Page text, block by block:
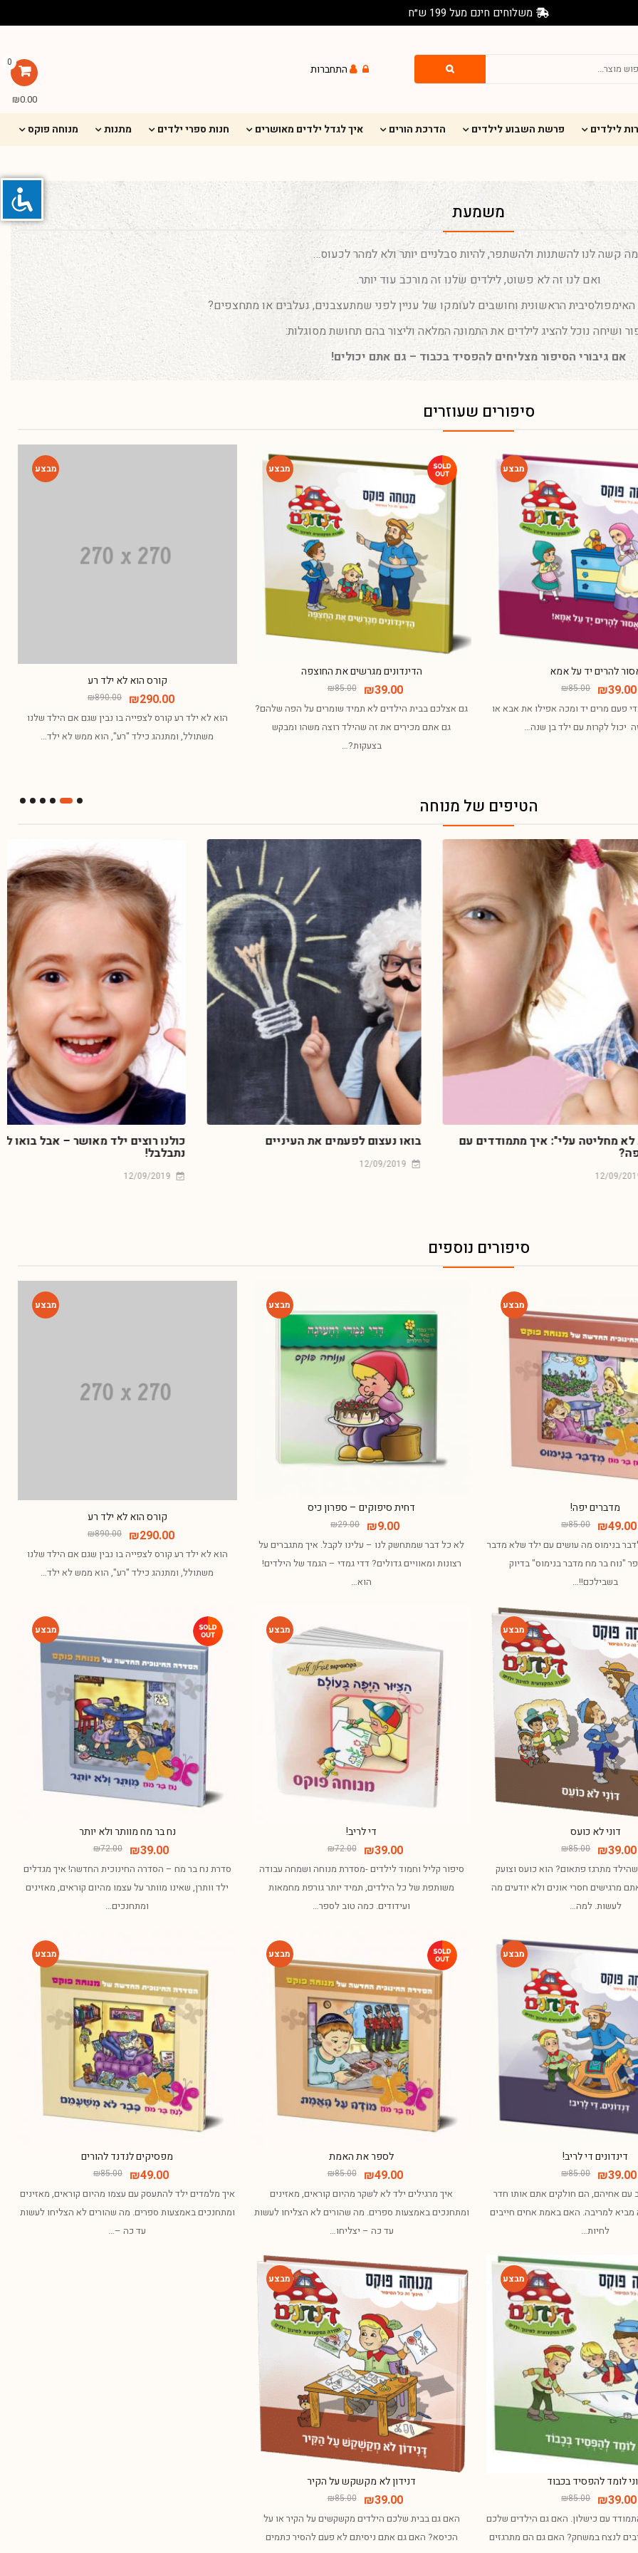
משלוחים חינם מעל 199 ש״ח
התחברות 0
₪0.00
לילדים פרשת השבוע לילדים הדרכת הורים איך לגדל ילדים מאושרים חנות ספרי ילדים מתנות מנוחה פוקס
משמעת
קשה לנו להשתנות ולהשתפר, להיות סבלניים יותר ולא למהר לכעוס…
ואם לנו זה לא פשוט, לילדים שלנו זה מורכב עוד יותר.
הראשונית וחושבים לעומקו של עניין לפני שמתעצבנים, נעלבים או מתחצפים?
ושיחה נוכל להציג לילדים את התמונה המלאה וליצור בהם תחושת מסוגלות:
אם גיבורי הסיפור מצליחים להפסיד בכבוד – גם אתם יכולים!
סיפורים שעוזרים
-54%
להרים יד על אמא
₪85.00 ₪39.00
פעם מרים יד ומכה אפילו את אבא או
יכול לקרות עם ילד בן שנה…
הדינדונים מגרשים את החוצפה
₪85.00 ₪39.00
גם אצלכם בבית הילדים לא תמיד שומרים על הפה שלהם?
גם אתם מכירים את זה שהילד רוצה משהו ומבקש
בצעקות?…
קורס הוא לא ילד רע
₪890.00 ₪290.00
הוא לא ילד רע קורס לצפייה בו נבין שגם אם הילד שלנו
משתולל, ומתנהג כילד "רע", הוא ממש לא ילד…
הטיפים של מנוחה
כולנו רוצים ילד מאושר – אבל בואו לא בואו נעצום לפעמים את העיניים עלי": איך מתמודדים עם
סיפורים נוספים
-42%
מדברים יפה!
₪85.00 ₪49.00
בנימוס מה עושים עם ילד שלא מדבר
"נוח בר מח מדבר בנימוס" בדיוק
בשבילכם!!…
דחית סיפוקים – ספרון כיס
₪29.00 ₪9.00
לא כל דבר שמתחשק לנו – עלינו לקבל. איך מתגברים על
רצונות ומאוויים גדולים? דדי גמדי – הגמד של הילדים!
הוא…
קורס הוא לא ילד רע
₪890.00 ₪290.00
הוא לא ילד רע קורס לצפייה בו נבין שגם אם הילד שלנו
משתולל, ומתנהג כילד "רע", הוא ממש לא ילד…
-54%
דוני לא כועס
₪85.00 ₪39.00
מתרגז פתאום? הוא כועס וצועק
מרגישים חסרי אונים ולא יודעים מה
לעשות. למה…
די לריב!
₪72.00 ₪39.00
סיפור קליל וחמוד לילדים -מסדרת מנוחה ושמחה עבודה
משותפת של כל הילדים, תמיד יותר גורפת מחמאות
ועידודים. כמה טוב לספר…
-46%
נח בר מח מוותר ולא יותר
₪72.00 ₪39.00
סדרת נח בר מח – הסדרה החינוכית החדשה! איך מגדלים
ילד וותרן, שאינו מוותר על עצמו מהיום קוראים, מאזינים
ומתחנכים…
דינדונים די לריב!
₪85.00 ₪39.00
עם אחיהם, הם חולקים אתם אותו חדר
מביא למריבה. האם באמת אחים חייבים
לחיות…
-42%
לספר את האמת
₪85.00 ₪49.00
איך מרגילים ילד לא לשקר מהיום קוראים, מאזינים
ומתחנכים באמצעות ספרים. מה שהורים לא הצליחו לעשות
עד כה – יצליחו…
-42%
מפסיקים לנדנד להורים
₪85.00 ₪49.00
איך מלמדים ילד להתעסק עם עצמו מהיום קוראים, מאזינים
ומתחנכים באמצעות ספרים. מה שהורים לא הצליחו לעשות
עד כה –…
-54%
לומד להפסיד בכבוד
₪85.00 ₪39.00
עם כישלון. האם גם הילדים שלכם
לנצח במשחק? האם גם הם מתרגזים
-54%
דנידון לא מקשקש על הקיר
₪85.00 ₪39.00
האם גם בבית שלכם הילדים מקשקשים על הקיר או על
הכיסא? האם גם אתם ניסיתם לא פעם להסיר כתמים